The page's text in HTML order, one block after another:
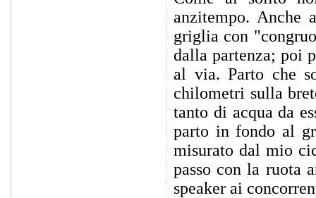
anzitempo. Anche
griglia con
dalla partenza; poi
al via. Parto che
chilometri sulla
tanto di acqua da
parto in fondo al
misurato dal mio
passo con la ruota
speaker ai